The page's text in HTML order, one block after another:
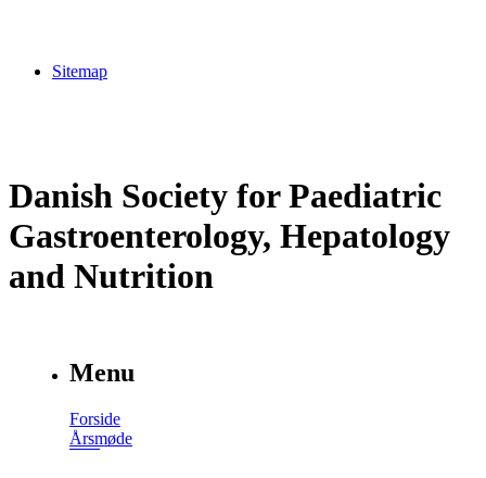
Sitemap
Danish Society for Paediatric
Gastroenterology, Hepatology
and Nutrition
Menu
Forside
Årsmøde